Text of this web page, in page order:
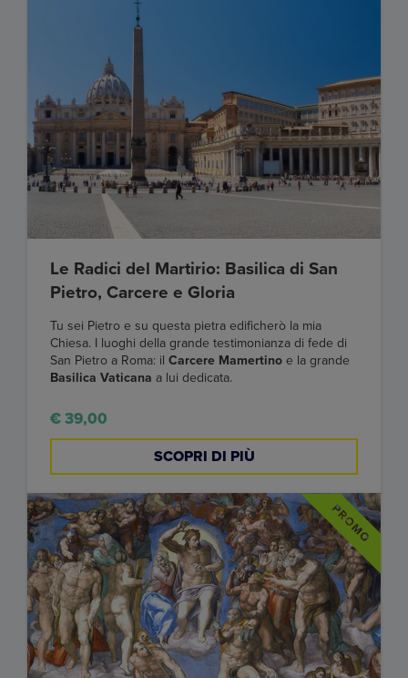
Le Radici del Martirio: Basilica di San
Pietro, Carcere e Gloria
Tu sei Pietro e su questa pietra edificherò la mia
Chiesa. I luoghi della grande testimonianza di fede di
San Pietro a Roma: il Carcere Mamertino e la grande
Basilica Vaticana a lui dedicata.
€ 39,00
SCOPRI DI PIÙ